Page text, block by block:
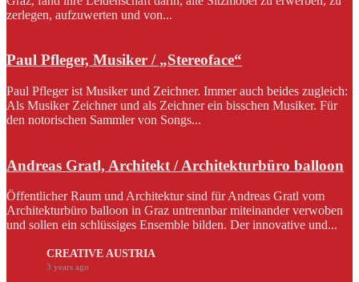
zerlegen, aufzuwerten und von...
Paul Pfleger, Musiker / „Stereoface“
Paul Pfleger ist Musiker und Zeichner. Immer auch beides zugleich:
Als Musiker Zeichner und als Zeichner ein bisschen Musiker. Für
den notorischen Sammler von Songs...
Andreas Gratl, Architekt / Architekturbüro balloon
Öffentlicher Raum und Architektur sind für Andreas Gratl vom
Architekturbüro balloon in Graz untrennbar miteinander verwoben
und sollen ein schlüssiges Ensemble bilden. Der innovative und...
CREATIVE AUSTRIA
3 years ago